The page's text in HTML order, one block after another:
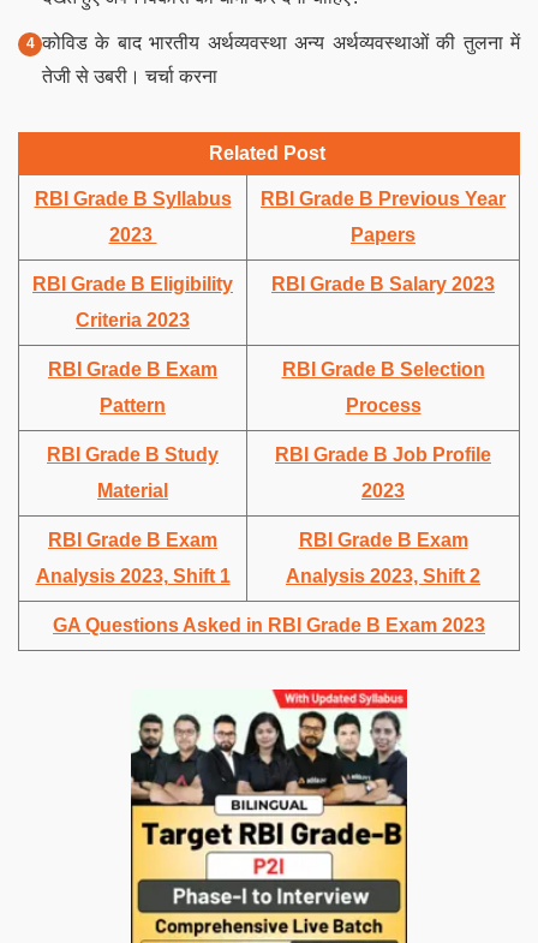
कोविड के बाद भारतीय अर्थव्यवस्था अन्य अर्थव्यवस्थाओं की तुलना में
तेजी से उबरी। चर्चा करना
Related Post
RBI Grade B Syllabus
2023
RBI Grade B Previous Year
Papers
RBI Grade B Eligibility
Criteria 2023
RBI Grade B Salary 2023
RBI Grade B Exam
Pattern
RBI Grade B Selection
Process
RBI Grade B Study
Material
RBI Grade B Job Profile
2023
RBI Grade B Exam
Analysis 2023, Shift 1
RBI Grade B Exam
Analysis 2023, Shift 2
GA Questions Asked in RBI Grade B Exam 2023